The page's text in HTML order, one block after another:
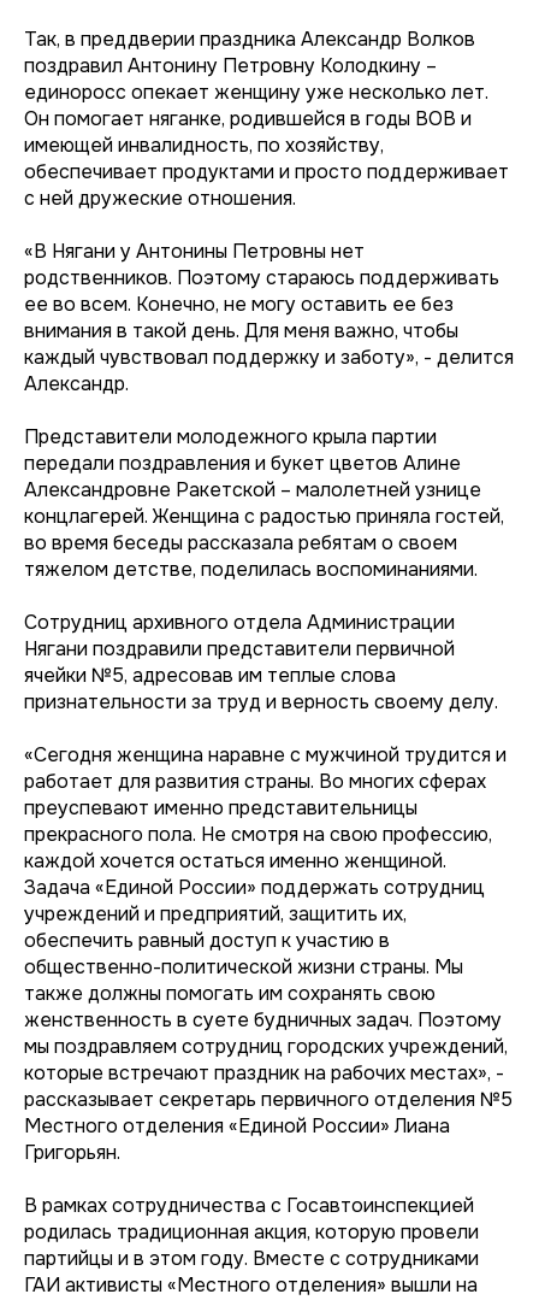
Так, в преддверии праздника Александр Волков
поздравил Антонину Петровну Колодкину –
единоросс опекает женщину уже несколько лет.
Он помогает няганке, родившейся в годы ВОВ и
имеющей инвалидность, по хозяйству,
обеспечивает продуктами и просто поддерживает
с ней дружеские отношения.
«В Нягани у Антонины Петровны нет
родственников. Поэтому стараюсь поддерживать
ее во всем. Конечно, не могу оставить ее без
внимания в такой день. Для меня важно, чтобы
каждый чувствовал поддержку и заботу», - делится
Александр.
Представители молодежного крыла партии
передали поздравления и букет цветов Алине
Александровне Ракетской – малолетней узнице
концлагерей. Женщина с радостью приняла гостей,
во время беседы рассказала ребятам о своем
тяжелом детстве, поделилась воспоминаниями.
Сотрудниц архивного отдела Администрации
Нягани поздравили представители первичной
ячейки №5, адресовав им теплые слова
признательности за труд и верность своему делу.
«Сегодня женщина наравне с мужчиной трудится и
работает для развития страны. Во многих сферах
преуспевают именно представительницы
прекрасного пола. Не смотря на свою профессию,
каждой хочется остаться именно женщиной.
Задача «Единой России» поддержать сотрудниц
учреждений и предприятий, защитить их,
обеспечить равный доступ к участию в
общественно-политической жизни страны. Мы
также должны помогать им сохранять свою
женственность в суете будничных задач. Поэтому
мы поздравляем сотрудниц городских учреждений,
которые встречают праздник на рабочих местах», -
рассказывает секретарь первичного отделения №5
Местного отделения «Единой России» Лиана
Григорьян.
В рамках сотрудничества с Госавтоинспекцией
родилась традиционная акция, которую провели
партийцы и в этом году. Вместе с сотрудниками
ГАИ активисты «Местного отделения» вышли на